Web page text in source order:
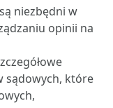
niezbędni w
opinii na
sądowych, które